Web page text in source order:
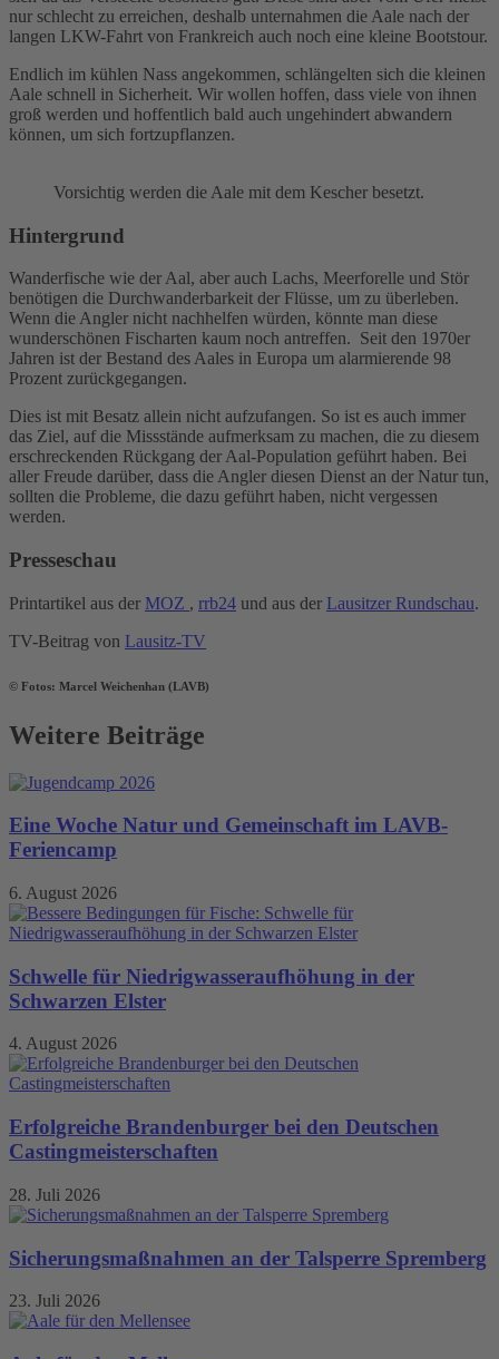
nur schlecht zu erreichen, deshalb unternahmen die Aale nach der
langen LKW-Fahrt von Frankreich auch noch eine kleine Bootstour.
Endlich im kühlen Nass angekommen, schlängelten sich die kleinen
Aale schnell in Sicherheit. Wir wollen hoffen, dass viele von ihnen
groß werden und hoffentlich bald auch ungehindert abwandern
können, um sich fortzupflanzen.
Vorsichtig werden die Aale mit dem Kescher besetzt.
Hintergrund
Wanderfische wie der Aal, aber auch Lachs, Meerforelle und Stör
benötigen die Durchwanderbarkeit der Flüsse, um zu überleben.
Wenn die Angler nicht nachhelfen würden, könnte man diese
wunderschönen Fischarten kaum noch antreffen. Seit den 1970er
Jahren ist der Bestand des Aales in Europa um alarmierende 98
Prozent zurückgegangen.
Dies ist mit Besatz allein nicht aufzufangen. So ist es auch immer
das Ziel, auf die Missstände aufmerksam zu machen, die zu diesem
erschreckenden Rückgang der Aal-Population geführt haben. Bei
aller Freude darüber, dass die Angler diesen Dienst an der Natur tun,
sollten die Probleme, die dazu geführt haben, nicht vergessen
werden.
Presseschau
Printartikel aus der MOZ , rrb24 und aus der Lausitzer Rundschau.
TV-Beitrag von Lausitz-TV
© Fotos: Marcel Weichenhan (LAVB)
Weitere Beiträge
Eine Woche Natur und Gemeinschaft im LAVB-
Feriencamp
6. August 2026
Schwelle für Niedrigwasseraufhöhung in der
Schwarzen Elster
4. August 2026
Erfolgreiche Brandenburger bei den Deutschen
Castingmeisterschaften
28. Juli 2026
Sicherungsmaßnahmen an der Talsperre Spremberg
23. Juli 2026